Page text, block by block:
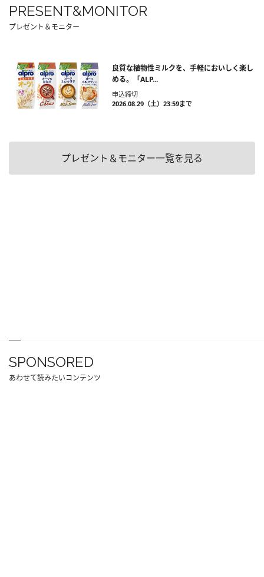
PRESENT&MONITOR
プレゼント＆モニター
良質な植物性ミルクを、手軽においしく楽し
める。「ALP...
申込締切
2026.08.29（土）23:59まで
プレゼント＆モニター一覧を見る
SPONSORED
あわせて読みたいコンテンツ